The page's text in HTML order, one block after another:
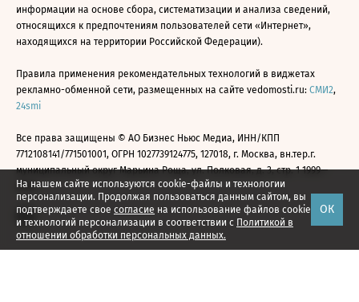
На нашем сайте используются cookie-файлы и технологии
персонализации. Продолжая пользоваться данным сайтом, вы
подтверждаете свое согласие на использование файлов cookie
и технологий персонализации в соответствии с Политикой в
отношении обработки персональных данных.
ОК
информации на основе сбора, систематизации и анализа сведений,
относящихся к предпочтениям пользователей сети «Интернет»,
находящихся на территории Российской Федерации).
Правила применения рекомендательных технологий в виджетах
рекламно-обменной сети, размещенных на сайте vedomosti.ru: СМИ2,
24smi
Все права защищены © АО Бизнес Ньюс Медиа, ИНН/КПП
7712108141/771501001, ОГРН 1027739124775, 127018, г. Москва, вн.тер.г.
муниципальный округ Марьина Роща, ул. Полковая, д. 3, стр. 1 1999—
2026